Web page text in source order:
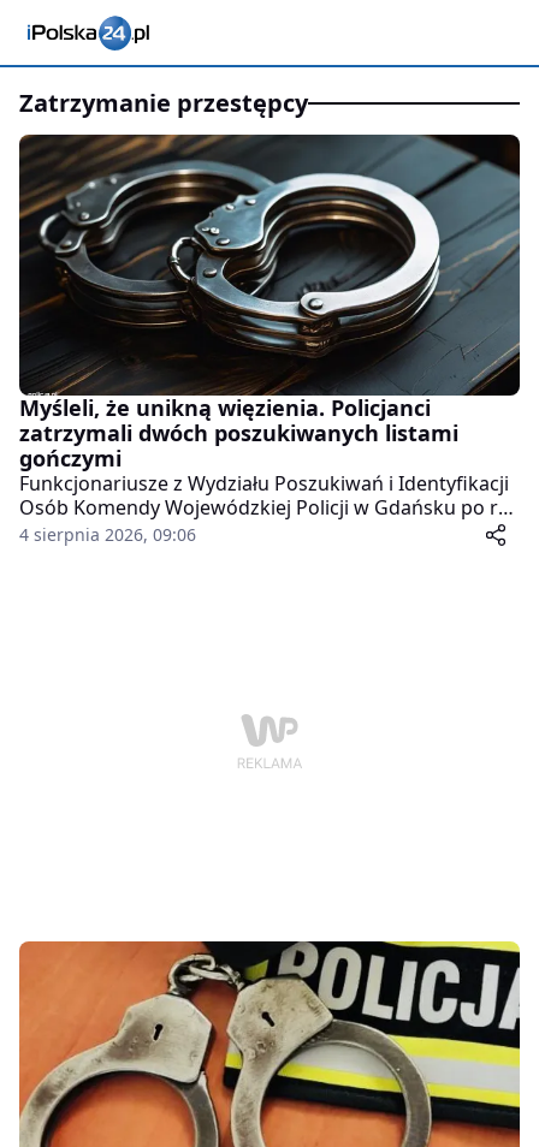
zatrzymanie przestępcy
Myśleli, że unikną więzienia. Policjanci
zatrzymali dwóch poszukiwanych listami
gończymi
Funkcjonariusze z Wydziału Poszukiwań i Identyfikacji
Osób Komendy Wojewódzkiej Policji w Gdańsku po raz
kolejny udowodnili, że osoby ukrywające się przed
4 sierpnia 2026, 09:06